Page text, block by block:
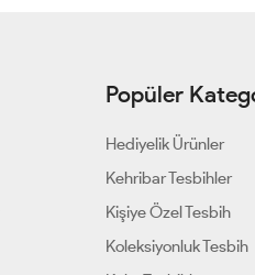
Popüler
Hediyelik Ürünler
Kehribar Tesbihler
Kişiye Özel Tesbih
Koleksiyonluk Tesbih